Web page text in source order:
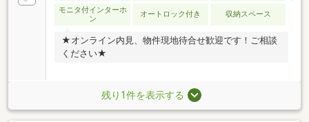
モニタ付インターホ
ン
オートロック付き 収納スペース
★オンライン内見、物件現地待合せ歓迎です！ご相談
ください★
残り1件を表示する